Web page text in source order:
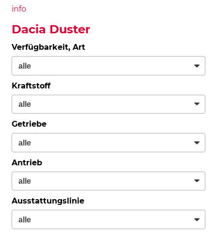
info
Dacia Duster
Verfügbarkeit, Art
Kraftstoff
Getriebe
Antrieb
Ausstattungslinie